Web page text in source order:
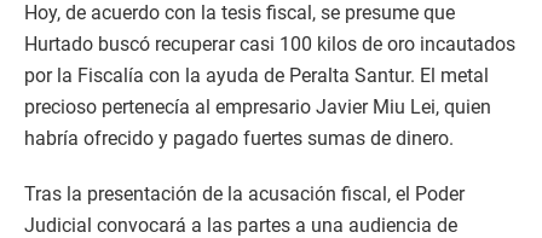
Hoy, de acuerdo con la tesis fiscal, se presume que
Hurtado buscó recuperar casi 100 kilos de oro incautados
por la Fiscalía con la ayuda de Peralta Santur. El metal
precioso pertenecía al empresario Javier Miu Lei, quien
habría ofrecido y pagado fuertes sumas de dinero.
Tras la presentación de la acusación fiscal, el Poder
Judicial convocará a las partes a una audiencia de